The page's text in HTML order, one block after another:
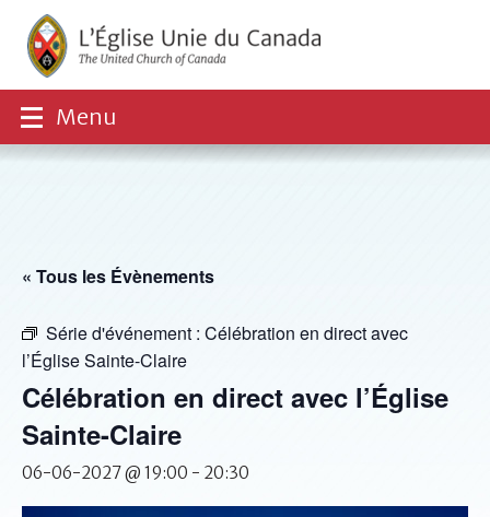
Menu
« Tous les Évènements
Série d'événement : Célébration en direct avec
l’Église Sainte-Claire
Célébration en direct avec l’Église
Sainte-Claire
06-06-2027 @ 19:00 - 20:30